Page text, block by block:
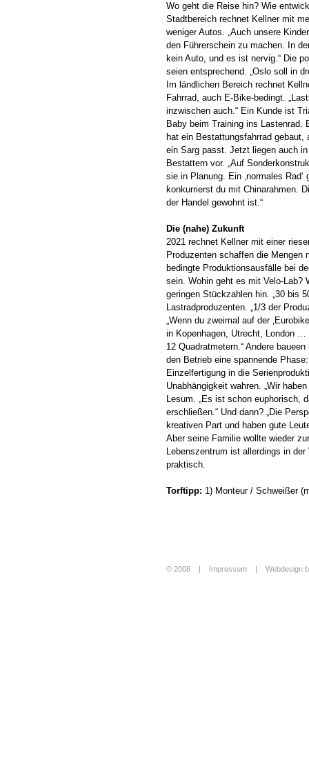
Wo geht die Reise hin? Wie
Stadtbereich rechnet Kellner mit
weniger Autos. „Auch unsere
den Führerschein zu machen. In
kein Auto, und es ist nervig.“ Die
seien entsprechend. „Oslo soll in
Im ländlichen Bereich rechnet
Fahrrad, auch E-Bike-bedingt.
inzwischen auch.“ Ein Kunde ist
Baby beim Training ins Lastenrad.
hat ein Bestattungsfahrrad gebaut,
ein Sarg passt. Jetzt liegen auch
Bestattern vor. „Auf
sie in Planung. Ein ‚normales
konkurrierst du mit Chinarahmen.
der Handel gewohnt ist.“
Die (nahe) Zukunft
2021 rechnet Kellner mit einer
Produzenten schaffen die Mengen
bedingte Produktionsausfälle bei
sein. Wohin geht es mit Velo-Lab?
geringen Stückzahlen hin. „30 bis
Lastradproduzenten. „1/3 der
„Wenn du zweimal auf der
in Kopenhagen, Utrecht, London …
12 Quadratmetern.“ Andere
den Betrieb eine spannende
Einzelfertigung in die
Unabhängigkeit wahren. „Wir
Lesum. „Es ist schon euphorisch,
erschließen.“ Und dann? „Die
kreativen Part und haben gute
Aber seine Familie wollte wieder
Lebenszentrum ist allerdings in
praktisch.
Torftipp: 1) Monteur / Schweißer
© 2008 | Impressum Webdesign